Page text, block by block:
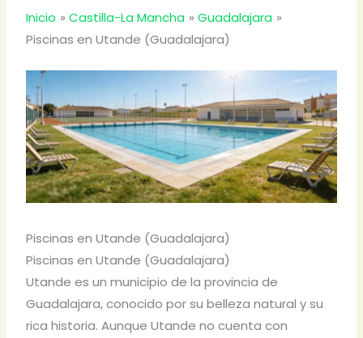
Inicio Castilla-La Mancha
Guadalajara
Piscinas en Utande (Guadalajara)
Piscinas en Utande (Guadalajara)
Piscinas en Utande (Guadalajara)
Utande es un municipio de la provincia de
Guadalajara, conocido por su belleza natural y su
rica historia. Aunque Utande no cuenta con